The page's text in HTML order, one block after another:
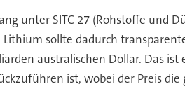
unter SITC 27 (Rohstoffe
Lithium sollte dadurch
australischen Dollar. Das
ist, wobei der Preis die